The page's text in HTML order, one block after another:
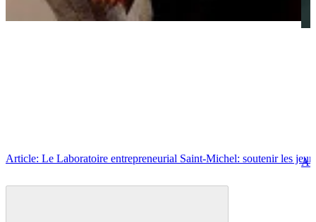
Article: Le Laboratoire entrepreneurial Saint-Michel: soutenir les